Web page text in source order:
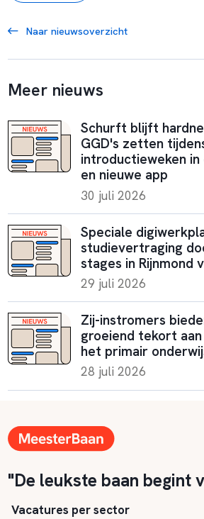
Naar nieuwsoverzicht
Meer nieuws
Schurft blijft
GGD's zetten
introductieweken
en nieuwe app
30 juli 2026
Speciale
studievertraging
stages in Rijnmond
29 juli 2026
Zij-instromers
groeiend tekort
het primair
28 juli 2026
"De leukste baan begint
Vacatures per sector